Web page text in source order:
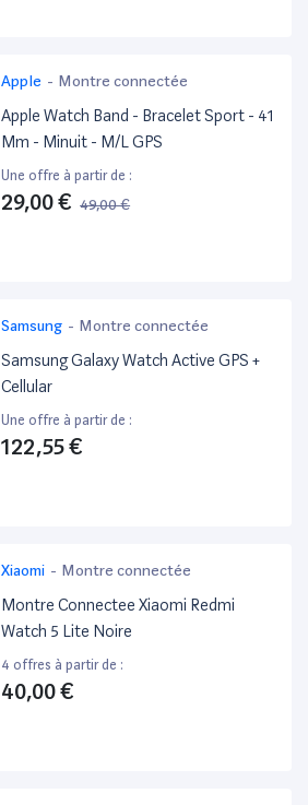
Apple - Montre connectée
Apple Watch Band - Bracelet Sport - 41
Mm - Minuit - M/L GPS
Une offre à partir de :
29,00 € 49,00 €
Samsung - Montre connectée
Samsung Galaxy Watch Active GPS +
Cellular
Une offre à partir de :
122,55 €
Xiaomi - Montre connectée
Montre Connectee Xiaomi Redmi
Watch 5 Lite Noire
4 offres à partir de :
40,00 €